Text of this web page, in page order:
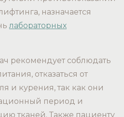
назначается
лабораторных
рекомендует соблюдать
отказаться от
и курения, так как они
период и
тканей. Также пациенту